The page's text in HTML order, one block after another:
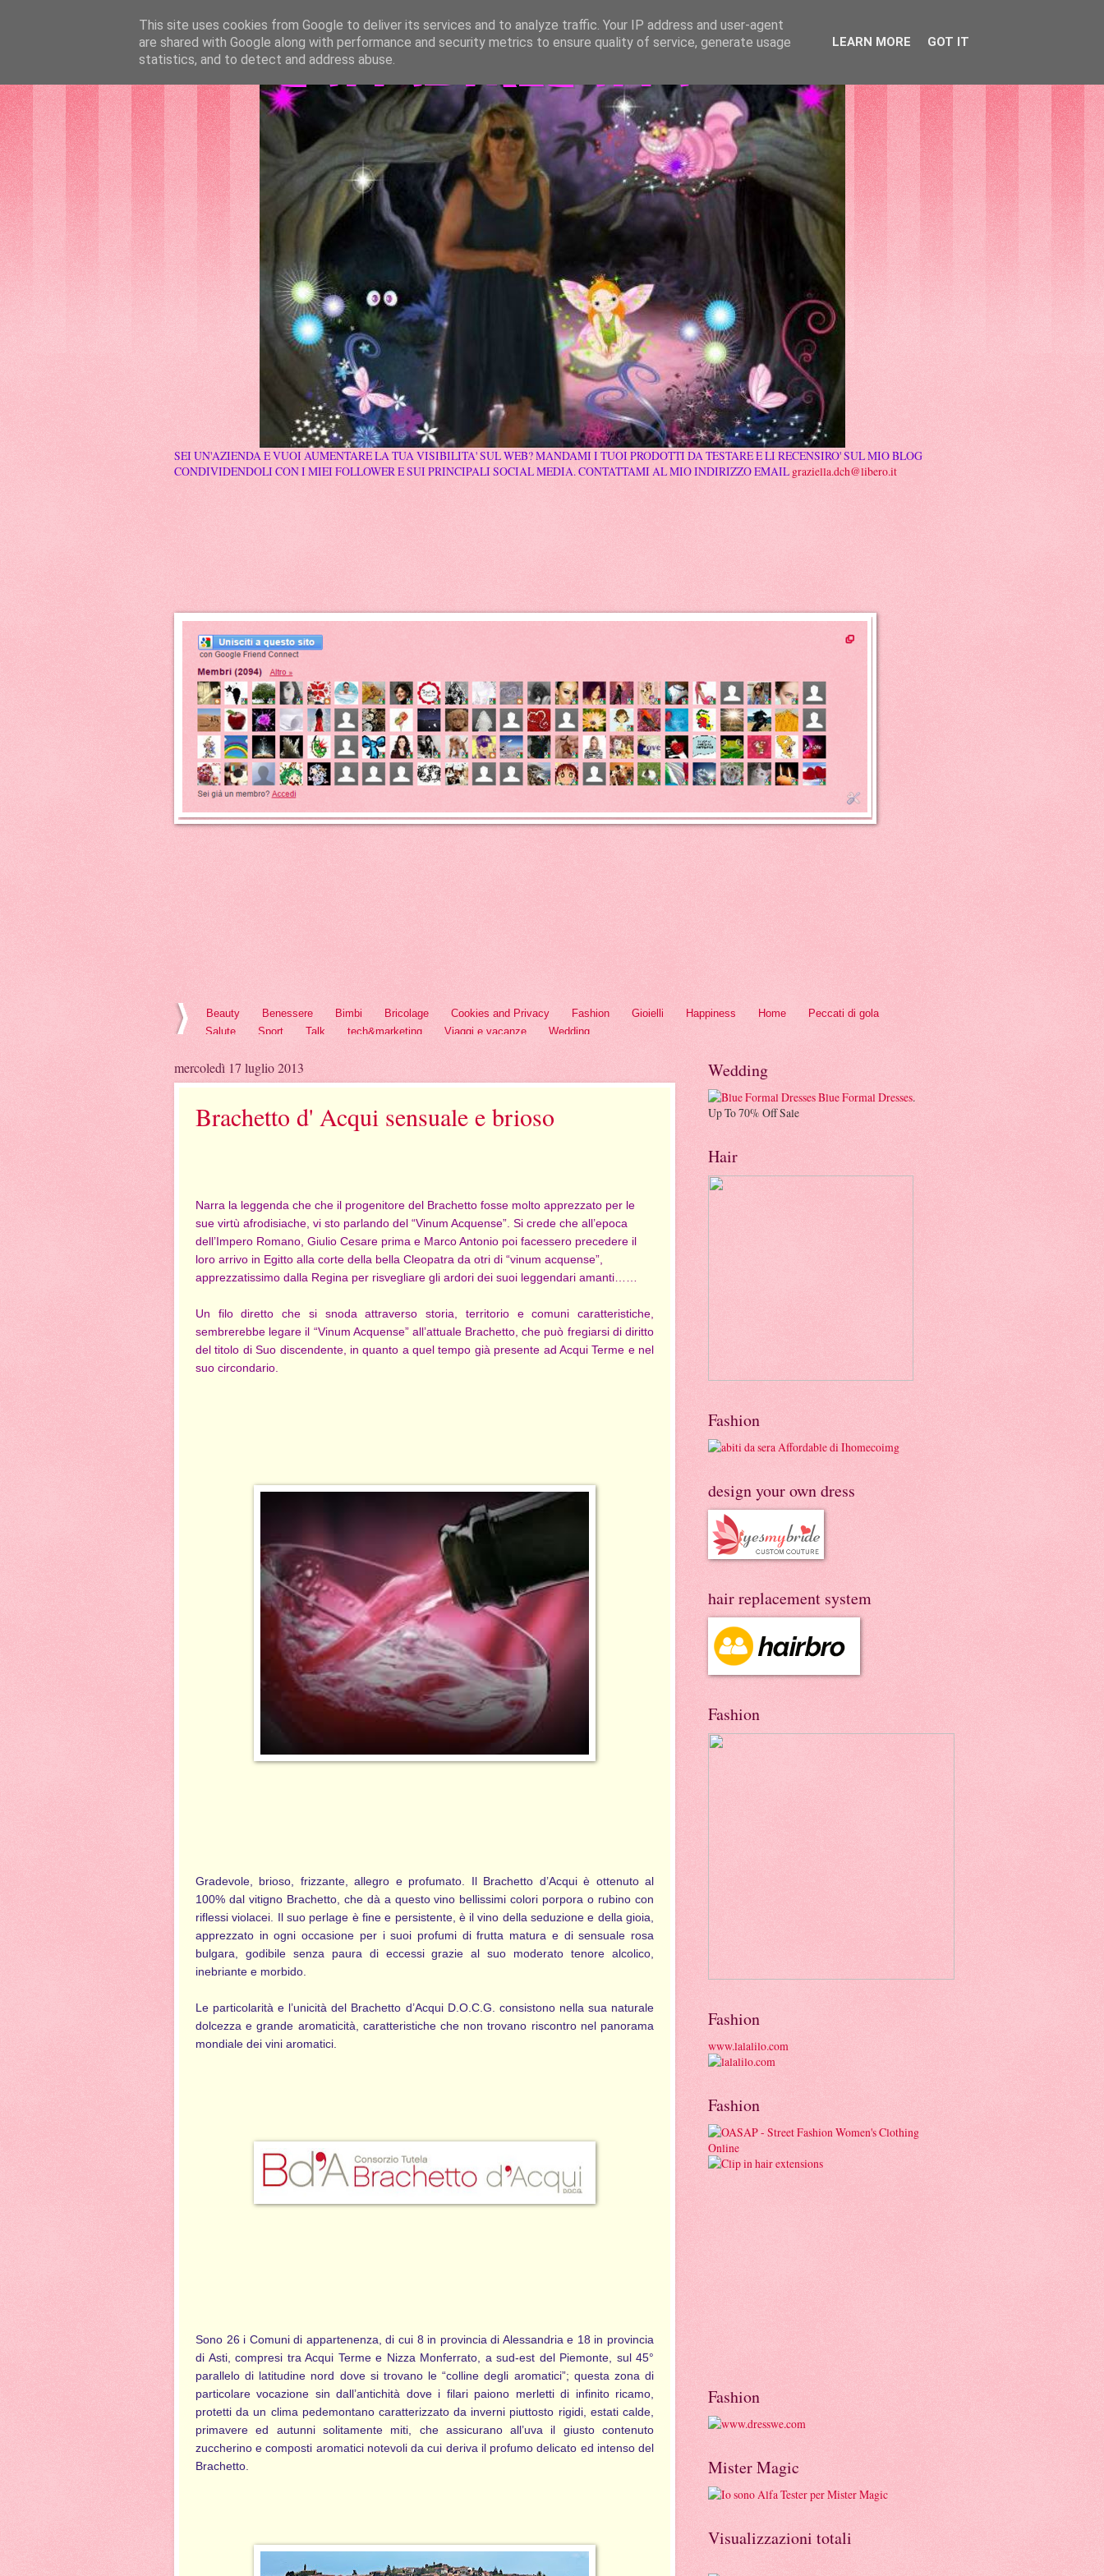
GATTASTREGATTA
SEI UN'AZIENDA E VUOI AUMENTARE LA TUA VISIBILITA' SUL WEB? MANDAMI I TUOI PRODOTTI DA TESTARE E LI RECENSIRO' SUL MIO BLOG
CONDIVIDENDOLI CON I MIEI FOLLOWER E SUI PRINCIPALI SOCIAL MEDIA. CONTATTAMI AL MIO INDIRIZZO EMAILgraziella.dch@libero.it
Beauty Benessere Bimbi Bricolage Cookies and Privacy Fashion Gioielli Happiness Home
Peccati di gola
Salute
Sport Talk tech&marketing Viaggi e vacanze Wedding
mercoledì 17 luglio 2013
Brachetto d' Acqui sensuale e brioso
Narra la leggenda che che il progenitore del Brachetto fosse molto apprezzato per le
sue virtù afrodisiache, vi sto parlando del “Vinum Acquense”. Si crede che all’epoca
dell’Impero Romano, Giulio Cesare prima e Marco Antonio poi facessero precedere il
loro arrivo in Egitto alla corte della bella Cleopatra da otri di “vinum acquense”,
apprezzatissimo dalla Regina per risvegliare gli ardori dei suoi leggendari amanti……
Un filo diretto che si snoda attraverso storia, territorio e comuni caratteristiche,
sembrerebbe legare il “Vinum Acquense” all’attuale Brachetto, che può fregiarsi di diritto
del titolo di Suo discendente, in quanto a quel tempo già presente ad Acqui Terme e nel
suo circondario.
Gradevole, brioso, frizzante, allegro e profumato. Il Brachetto d’Acqui è ottenuto al
100% dal vitigno Brachetto, che dà a questo vino bellissimi colori porpora o rubino con
riflessi violacei. Il suo perlage è fine e persistente, è il vino della seduzione e della gioia,
apprezzato in ogni occasione per i suoi profumi di frutta matura e di sensuale rosa
bulgara, godibile senza paura di eccessi grazie al suo moderato tenore alcolico,
inebriante e morbido.
Le particolarità e l’unicità del Brachetto d’Acqui D.O.C.G. consistono nella sua naturale
dolcezza e grande aromaticità, caratteristiche che non trovano riscontro nel panorama
mondiale dei vini aromatici.
Sono 26 i Comuni di appartenenza, di cui 8 in provincia di Alessandria e 18 in provincia
di Asti, compresi tra Acqui Terme e Nizza Monferrato, a sud-est del Piemonte, sul 45°
parallelo di latitudine nord dove si trovano le “colline degli aromatici”; questa zona di
particolare vocazione sin dall’antichità dove i filari paiono merletti di infinito ricamo,
protetti da un clima pedemontano caratterizzato da inverni piuttosto rigidi, estati calde,
primavere ed autunni solitamente miti, che assicurano all’uva il giusto contenuto
zuccherino e composti aromatici notevoli da cui deriva il profumo delicato ed intenso del
Brachetto.
Wedding
Blue Formal Dresses.
Up To 70% Off Sale
Hair
Fashion
design your own dress
hair replacement system
Fashion
Fashion
www.lalalilo.com
Fashion
Fashion
Mister Magic
Visualizzazioni totali
This site uses cookies from Google to deliver its services and to analyze traffic. Your IP address and user-agent
are shared with Google along with performance and security metrics to ensure quality of service, generate usage
statistics, and to detect and address abuse.
LEARN MORE GOT IT